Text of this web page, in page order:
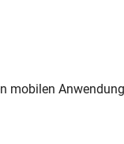
mobilen